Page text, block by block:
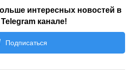
интересных новостей в
канале!
Подписаться